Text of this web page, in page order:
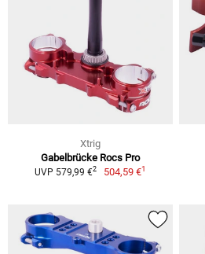
Xtrig
Gabelbrücke Rocs Pro
UVP 579,99 €2 504,59 €1